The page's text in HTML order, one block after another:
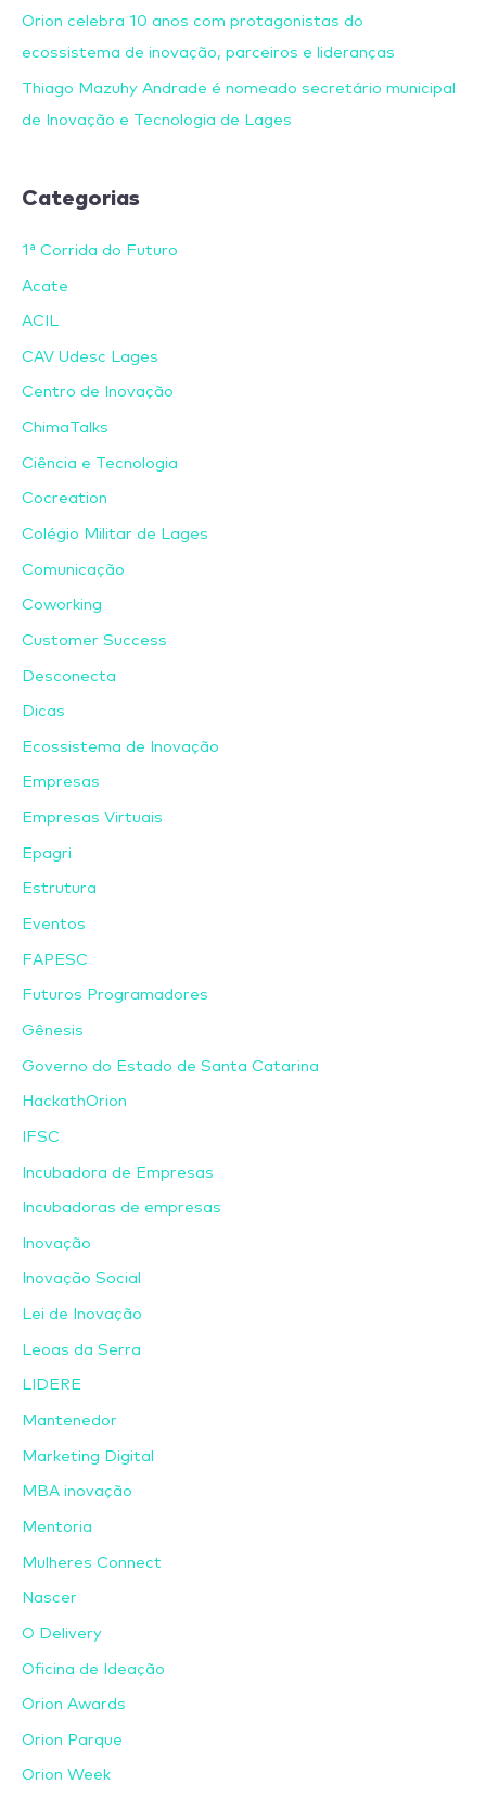
Orion celebra 10 anos com protagonistas do
ecossistema de inovação, parceiros e lideranças
Thiago Mazuhy Andrade é nomeado secretário municipal
de Inovação e Tecnologia de Lages
Categorias
1ª Corrida do Futuro
Acate
ACIL
CAV Udesc Lages
Centro de Inovação
ChimaTalks
Ciência e Tecnologia
Cocreation
Colégio Militar de Lages
Comunicação
Coworking
Customer Success
Desconecta
Dicas
Ecossistema de Inovação
Empresas
Empresas Virtuais
Epagri
Estrutura
Eventos
FAPESC
Futuros Programadores
Gênesis
Governo do Estado de Santa Catarina
HackathOrion
IFSC
Incubadora de Empresas
Incubadoras de empresas
Inovação
Inovação Social
Lei de Inovação
Leoas da Serra
LIDERE
Mantenedor
Marketing Digital
MBA inovação
Mentoria
Mulheres Connect
Nascer
O Delivery
Oficina de Ideação
Orion Awards
Orion Parque
Orion Week